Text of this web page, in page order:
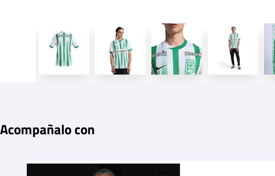
Acompañalo con